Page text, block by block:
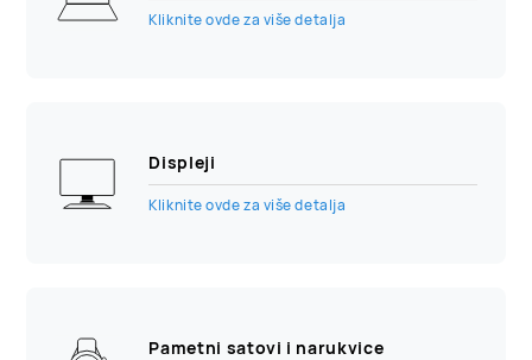
Kliknite ovde za više detalja
Displeji
Kliknite ovde za više detalja
Pametni satovi i narukvice